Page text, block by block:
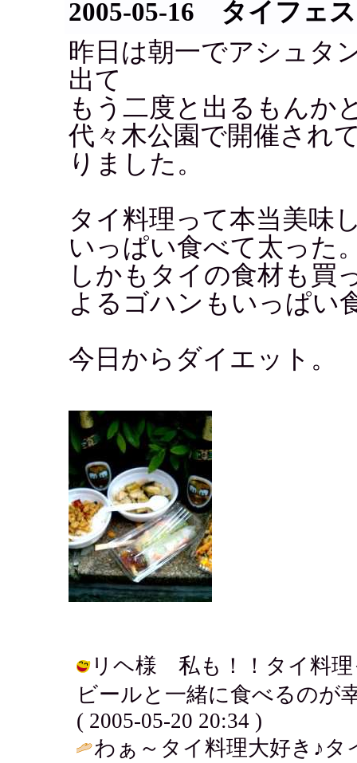
2005-05-16 タイフェ
昨日は朝一でアシュタ
出て
もう二度と出るもんか
代々木公園で開催され
りました。
タイ料理って本当美味
いっぱい食べて太った
しかもタイの食材も買
よるゴハンもいっぱい
今日からダイエット。
リヘ様 私も！！タイ料理
ビールと一緒に食べるのが
( 2005-05-20 20:34 )
わぁ～タイ料理大好き♪